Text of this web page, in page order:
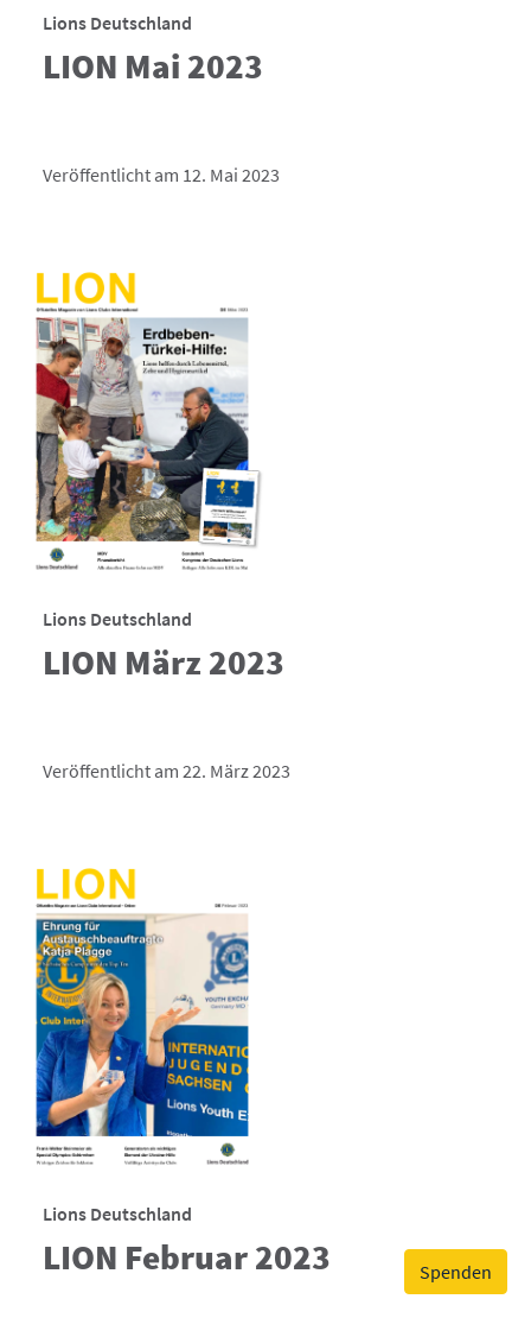
Spenden
Lions Deutschland
LION Mai 2023
Veröffentlicht am 12. Mai 2023
Lions Deutschland
LION März 2023
Veröffentlicht am 22. März 2023
Lions Deutschland
LION Februar 2023